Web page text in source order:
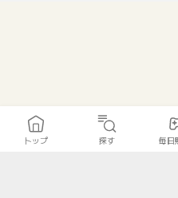
トップ 探す 毎日